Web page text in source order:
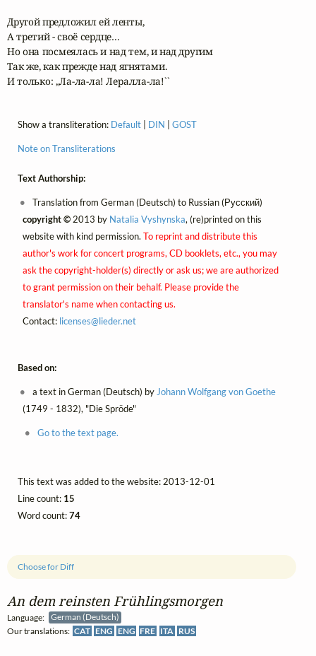
An dem reinsten Frühlingsmorgen
Language:
German (Deutsch)
Our translations: CAT ENG ENG FRE ITA RUS
Choose for Diff
Другой предложил ей ленты,
А третий - своё сердце…
Но она посмеялась и над тем, и над другим
Так же, как прежде над ягнятами.
И только: ,,Ла-ла-ла! Лералла-ла!``
Show a transliteration: Default | DIN | GOST
Note on Transliterations
Text Authorship:
Translation from German (Deutsch) to Russian (Русский)
copyright ©2013 by Natalia Vyshynska, (re)printed on this
website with kind permission. To reprint and distribute this
author's work for concert programs, CD booklets, etc., you may
ask the copyright-holder(s) directly or ask us; we are authorized
to grant permission on their behalf. Please provide the
translator's name when contacting us.
Contact: licenses@lieder.net
Based on:
a text in German (Deutsch) byJohann Wolfgang von Goethe
(1749 - 1832), "Die Spröde"
Go to the text page.
This text was added to the website: 2013-12-01
Line count: 15
Word count:74